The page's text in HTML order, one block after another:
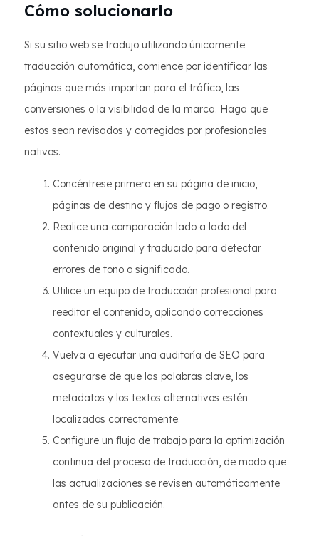
Cómo solucionarlo
Si su sitio web se tradujo utilizando únicamente
traducción automática, comience por identificar las
páginas que más importan para el tráfico, las
conversiones o la visibilidad de la marca. Haga que
estos sean revisados y corregidos por profesionales
nativos.
Concéntrese primero en su página de inicio,
páginas de destino y flujos de pago o registro.
Realice una comparación lado a lado del
contenido original y traducido para detectar
errores de tono o significado.
Utilice un equipo de traducción profesional para
reeditar el contenido, aplicando correcciones
contextuales y culturales.
Vuelva a ejecutar una auditoría de SEO para
asegurarse de que las palabras clave, los
metadatos y los textos alternativos estén
localizados correctamente.
Configure un flujo de trabajo para la optimización
continua del proceso de traducción, de modo que
las actualizaciones se revisen automáticamente
antes de su publicación.